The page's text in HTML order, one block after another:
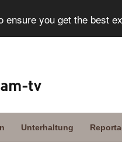
you get the best
Unterhaltung